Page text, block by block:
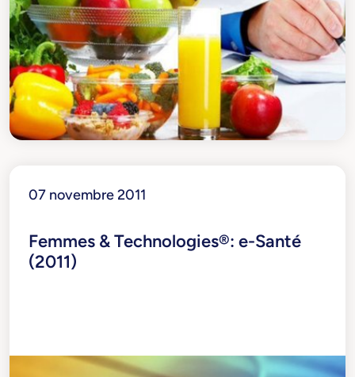
07 novembre 2011
Femmes & Technologies®: e-Santé
(2011)